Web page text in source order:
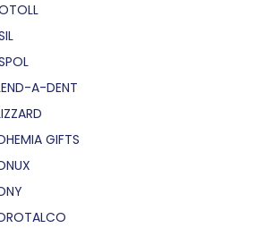
A-DENT
GIFTS